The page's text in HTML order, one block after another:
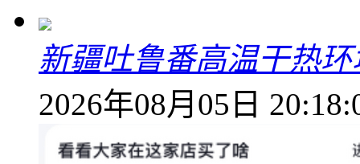
新疆吐鲁番高温干热
2026年08月05日